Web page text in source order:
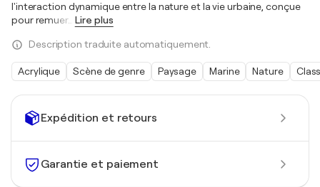
Expédition et retours
Garantie et paiement
l'interaction dynamique entre la nature et la vie urbaine, conçue
pour remuer… Lire plus
Description traduite automatiquement.
Acrylique Scène de genre Paysage Marine Nature